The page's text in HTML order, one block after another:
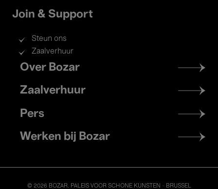
Join & Support
Steun ons
Zaalverhuur
Footer
menu
Over Bozar
Zaalverhuur
Pers
Werken bij Bozar
© 2026 BOZAR. PALEIS VOOR SCHONE KUNSTEN - BRUSSEL